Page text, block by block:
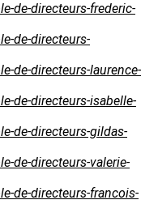
de-directeurs-frederic-
de-directeurs-
de-directeurs-laurence-
de-directeurs-isabelle-
de-directeurs-gildas-
de-directeurs-valerie-
de-directeurs-francois-